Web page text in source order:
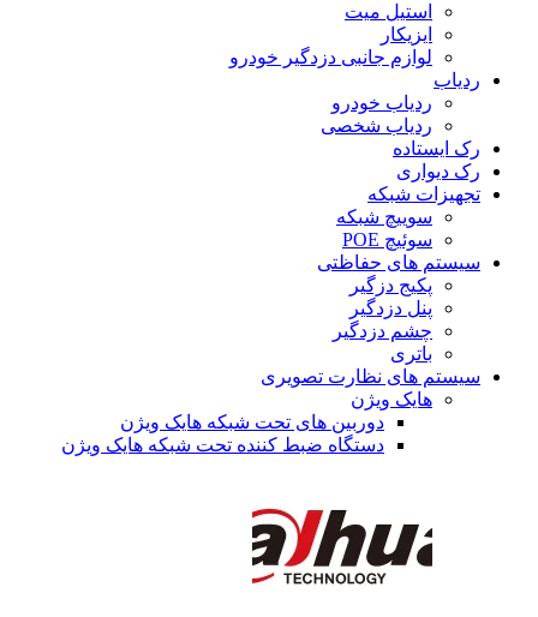
استیل میت
ایزیکار
لوازم جانبی دزدگیر خودرو
ردیاب
ردیاب خودرو
ردیاب شخصی
رک ایستاده
رک دیواری
تجهیزات شبکه
سوییچ شبکه
سوئیچ POE
سیستم های حفاظتی
پکیج دزگیر
پنل دزدگیر
چشم دزدگیر
باتری
سیستم های نظارت تصویری
هایک ویژن
دوربین های تحت شبکه هایک ویژن
دستگاه ضبط کننده تحت شبکه هایک ویژن